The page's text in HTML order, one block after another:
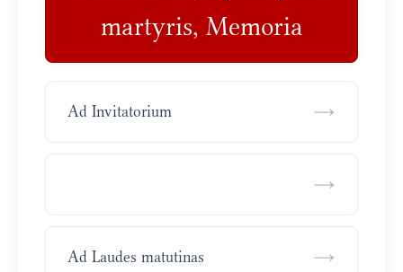
martyris, Memoria
Ad Invitatorium →
→
Ad Laudes matutinas →